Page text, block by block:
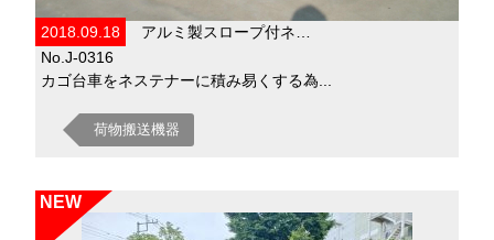
2018.09.18
アルミ製スロープ付ネ…
No.J-0316
カゴ台車をネステナーに積み易くする為...
荷物搬送機器
NEW